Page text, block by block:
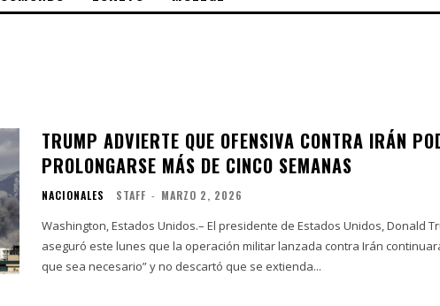
TRUMP ADVIERTE QUE OFENSIVA CONTRA IRÁN
PROLONGARSE MÁS DE CINCO SEMANAS
NACIONALES STAFF - MARZO 2, 2026
Washington, Estados Unidos.– El presidente de Estados Unidos, Donald
aseguró este lunes que la operación militar lanzada contra Irán
que sea necesario” y no descartó que se extienda...